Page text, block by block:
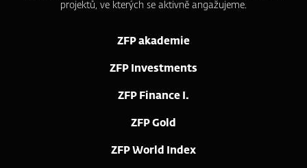
projektů, ve kterých se aktivně angažujeme.
ZFP akademie
ZFP Investments
ZFP Finance I.
ZFP Gold
ZFP World Index